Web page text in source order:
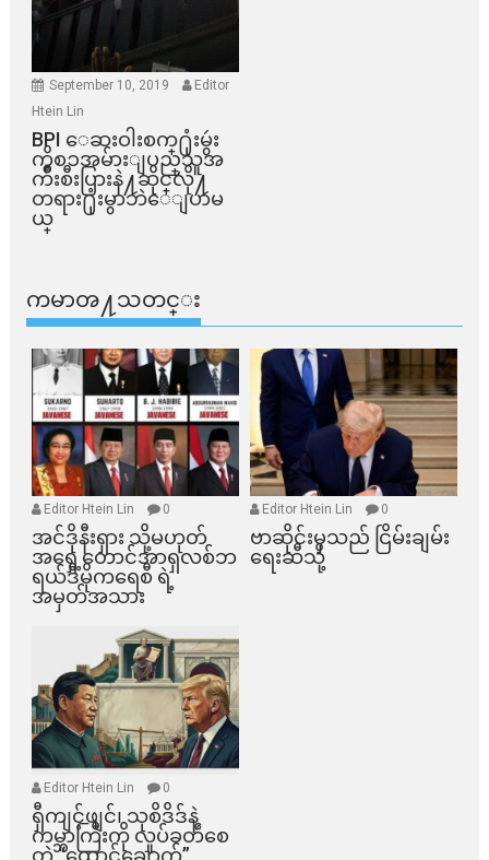
September 10, 2019
Editor
Htein Lin
BPI ​ေဆးဝါးစက္​႐ုံးမွဴး
ကိစၥအမ်ားျပည္​သူအ
က်ိဳးစီးပြားနဲ႔ဆိုင္​လို႔
တရား႐ုံးမွာဘဲေျပာမ
ယ္​
ကမာၻ႔သတင္း
Editor Htein Lin 0
အင်ဒိုနီးရှား သို့မဟုတ်
အရှေ့တောင်အာရှလစ်ဘ
ရယ်ဒီမိုကရေစီ ရဲ့
အမှတ်အသား
Editor Htein Lin 0
ဗာဆိုင်းမှသည် ငြိမ်းချမ်း
ရေးဆီသို့
Editor Htein Lin 0
ရှီကျင့်ဖျင်၊ သုစိဒိဒ်နဲ့
ကမ္ဘာကြီးကို လှုပ်ခတ်စေ
တဲ့ “ထောင်ချောက်”